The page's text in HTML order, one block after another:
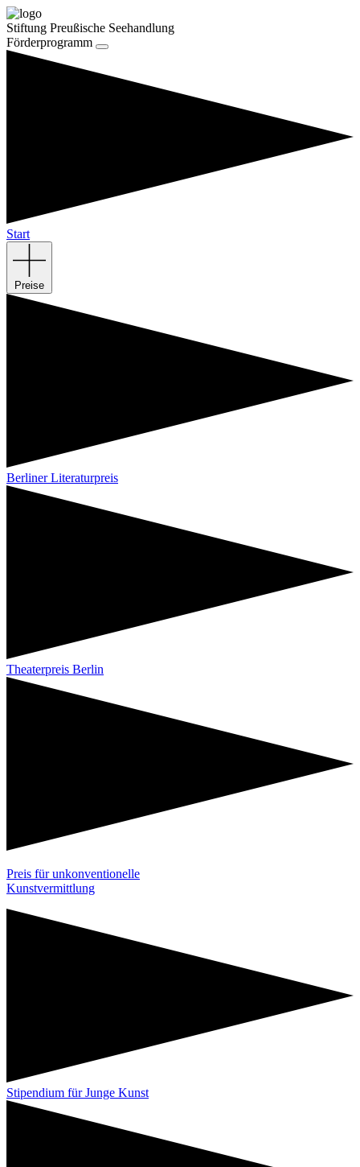
Stiftung Preußische Seehandlung
Förderprogramm
Start
Preise
Berliner Literaturpreis
Theaterpreis Berlin
Preis für unkonventionelle
Kunstvermittlung
Stipendium für Junge Kunst